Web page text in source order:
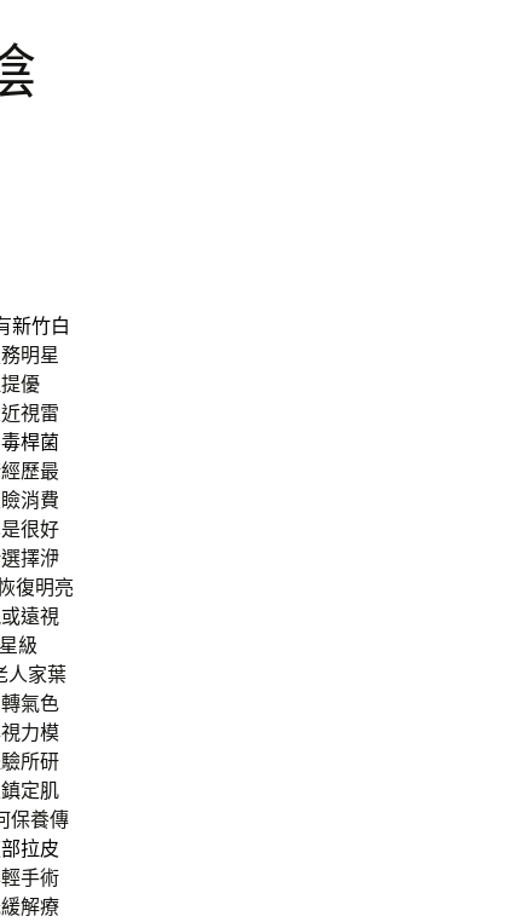
新竹白
明星
優
視雷
桿菌
歷最
消費
很好
選擇洢
復明亮
遠視
級
人家葉
氣色
力模
所研
定肌
保養傳
拉皮
手術
解療